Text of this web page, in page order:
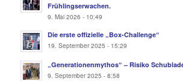
Frühlingserwachen.
9. Mai 2026 - 10:49
Die erste offizielle „Box-Challenge“
19. September 2025 - 15:29
„Generationenmythos“ – Risiko
9. September 2025 - 8:58